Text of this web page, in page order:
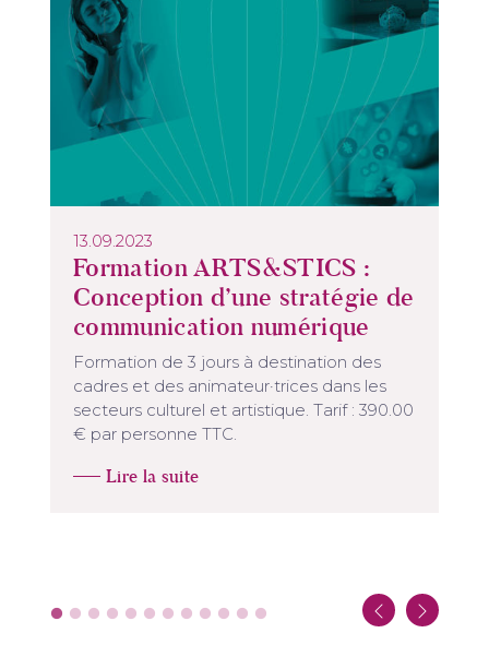
13.09.2023
Formation ARTS&STICS :
Conception d’une stratégie de
communication numérique
Formation de 3 jours à destination des
cadres et des animateur·trices dans les
secteurs culturel et artistique. Tarif : 390.00
€ par personne TTC.
Lire la suite